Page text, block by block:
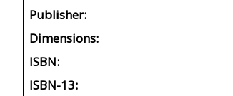
Publisher:
Dimensions:
ISBN:
ISBN-13: